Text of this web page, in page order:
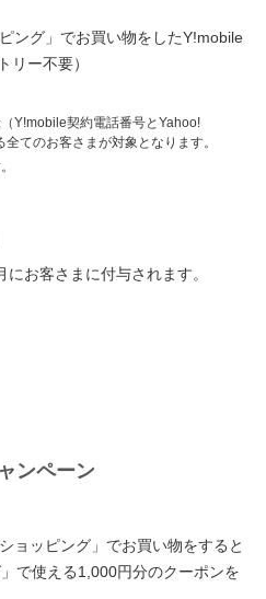
ング」でお買い物をしたY!mobile
リー不要）
Y!mobile契約電話番号とYahoo!
てのお客さまが対象となります。
お客さまに付与されます。
ンペーン
ョッピング」でお買い物をすると
で使える1,000円分のクーポンを